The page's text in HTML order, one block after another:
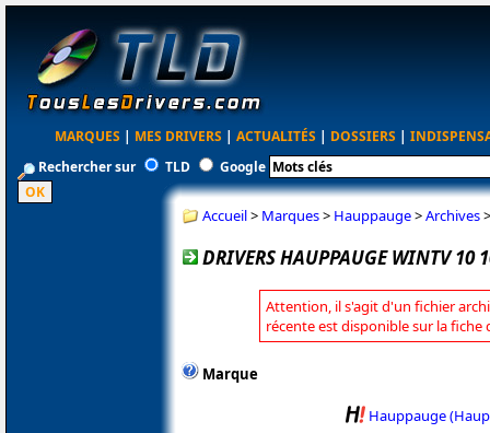
MARQUES | MES DRIVERS | ACTUALITÉS | DOSSIERS |
Rechercher sur
TLD Google
Accueil> Marques> Hauppauge>Archives
DRIVERS HAUPPAUGE WINTV 10
Attention, il s'agit d'un fichier
récente est disponible sur la fiche
Marque
Hauppauge